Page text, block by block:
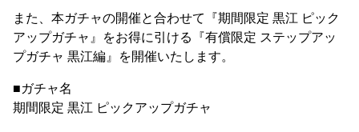
また、本ガチャの開催と合わせて『期間限定 黒江 ピック
アップガチャ』をお得に引ける『有償限定 ステップアッ
プガチャ 黒江編』を開催いたします。
■ガチャ名
期間限定 黒江 ピックアップガチャ